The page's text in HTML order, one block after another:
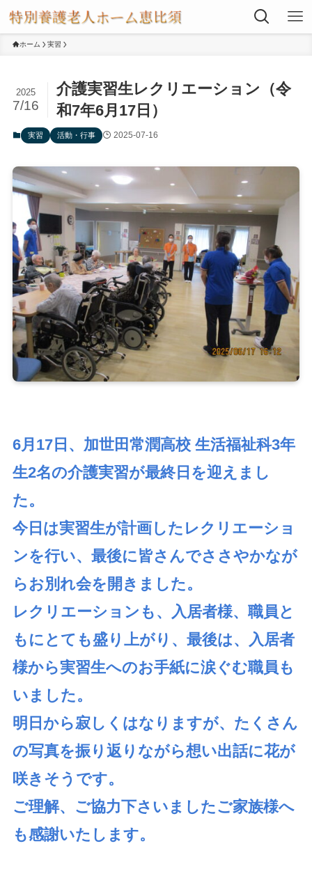
ホーム 実習
介護実習生レクリエーション（令
和7年6月17日）
2025
7/16
実習 活動・行事 2025-07-16
6月17日、加世田常潤高校 生活福祉科3年
生2名の介護実習が最終日を迎えまし
た。
今日は実習生が計画したレクリエーショ
ンを行い、最後に皆さんでささやかなが
らお別れ会を開きました。
レクリエーションも、入居者様、職員と
もにとても盛り上がり、最後は、入居者
様から実習生へのお手紙に涙ぐむ職員も
いました。
明日から寂しくはなりますが、たくさん
の写真を振り返りながら想い出話に花が
咲きそうです。
ご理解、ご協力下さいましたご家族様へ
も感謝いたします。